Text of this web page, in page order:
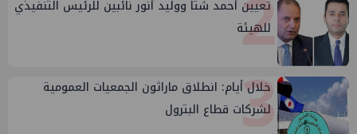
تعيين أحمد شتا ووليد أنور نائبين للرئيس التنفيذي
للهيئة
3
خلال أيام: انطلاق ماراثون الجمعيات العمومية
لشركات قطاع البترول